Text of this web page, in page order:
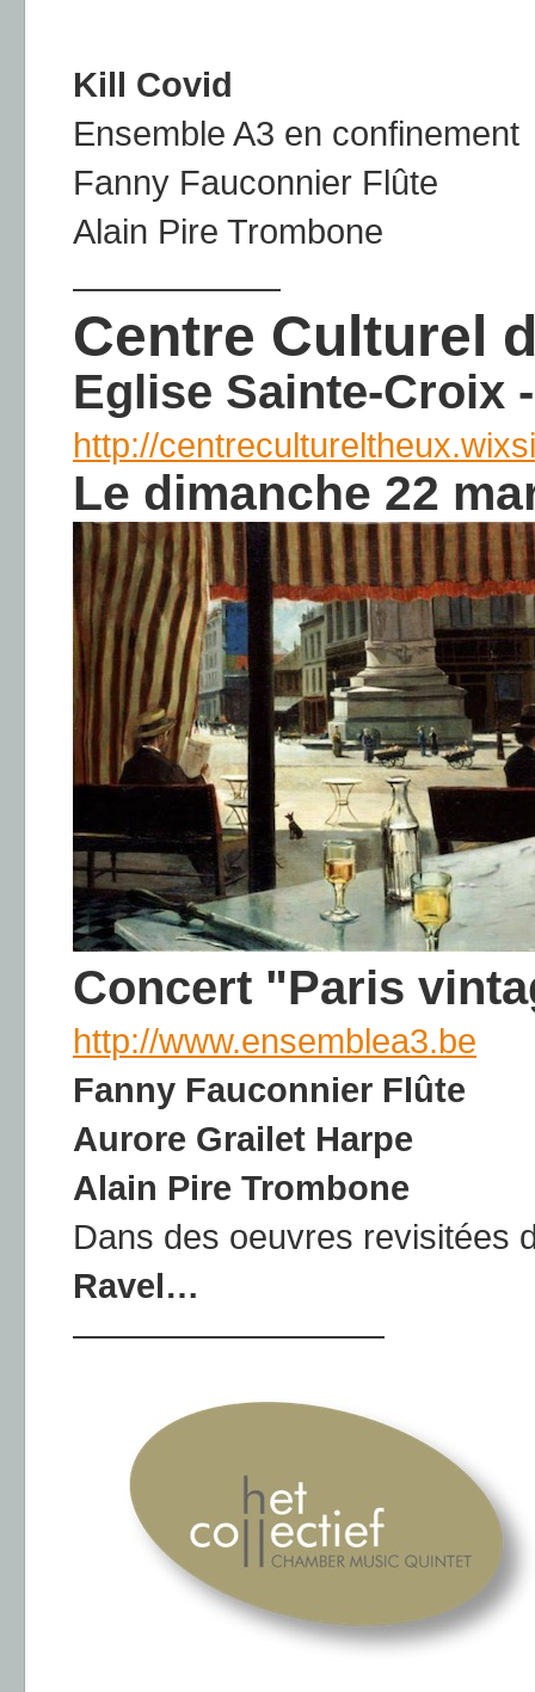
Kill Covid
Ensemble A3 en confinement
Fanny Fauconnier Flûte
Alain Pire Trombone
——————
Centre Culturel
Eglise Sainte-Croix
http://
Le dimanche 22
Concert "Paris
http://www.ensemblea3.be
Fanny Fauconnier Flûte
Aurore Grailet Harpe
Alain Pire Trombone
Dans des oeuvres revisitées
Ravel…
—————————